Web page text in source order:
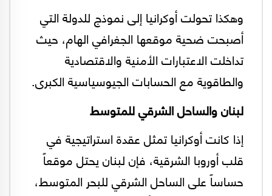
وهكذا تحولت أوكرانيا إلى نموذج للدولة التي
أصبحت ضحية موقعها الجغرافي الهام، حيث
تداخلت الاعتبارات الأمنية والاقتصادية
والطاقوية مع الحسابات الجيوسياسية الكبرى.
لبنان والساحل الشرقي للمتوسط
إذا كانت أوكرانيا تمثل عقدة استراتيجية في
قلب أوروبا الشرقية، فإن لبنان يحتل موقعاً
حساساً على الساحل الشرقي للبحر المتوسط،